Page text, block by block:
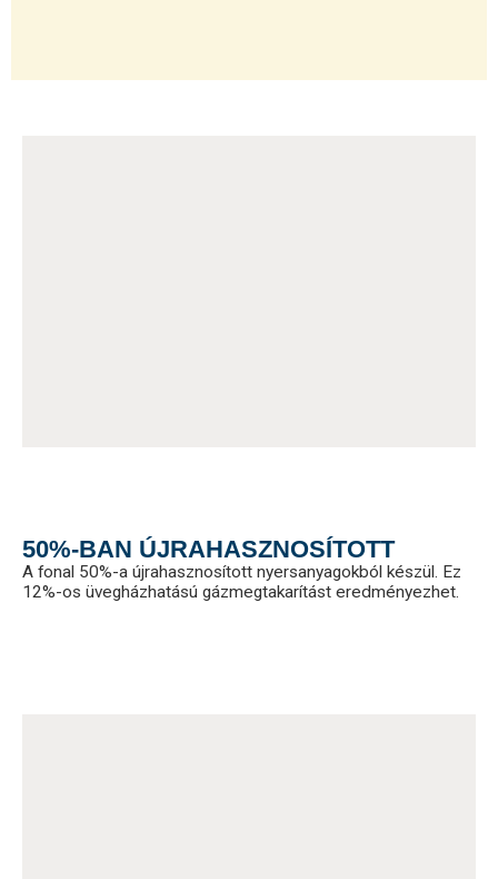
50%-BAN ÚJRAHASZNOSÍTOTT
A fonal 50%-a újrahasznosított nyersanyagokból készül. Ez
12%-os üvegházhatású gázmegtakarítást eredményezhet.